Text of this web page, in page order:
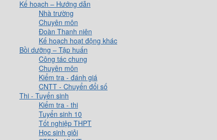
Kế hoạch – Hướng dẫn
Nhà trường
Chuyên môn
Đoàn Thanh niên
Kế hoạch hoạt động khác
Bồi dưỡng – Tập huấn
Công tác chung
Chuyên môn
Kiểm tra - đánh giá
CNTT - Chuyển đổi số
Thi - Tuyển sinh
Kiểm tra - thi
Tuyển sinh 10
Tốt nghiệp THPT
Học sinh giỏi